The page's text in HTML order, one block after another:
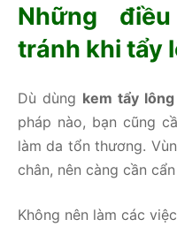
Những
tránh khi tẩy
Dù dùng kem tẩy
pháp nào, bạn cũng
làm da tổn thương.
chân, nên càng cần
Không nên làm các